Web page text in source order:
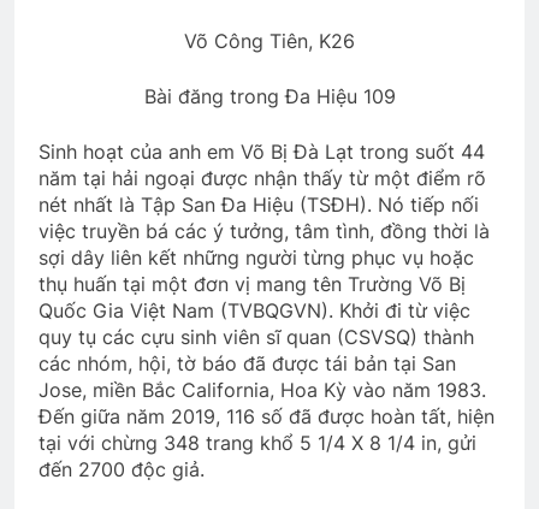
3 Years Ago
3 Years Ago
NƠI TÂM TRÍ KHÔNG CÓ NỖI SỢ
(Rabindranath Tagore)
3 Years Ago
Thăm QP Trần Thiện Đâu K19/1
2 Years Ago
Võ Công Tiên, K26
Bài đăng trong Đa Hiệu 109
Sinh hoạt của anh em Võ Bị Đà Lạt trong suốt 44
năm tại hải ngoại được nhận thấy từ một điểm rõ
nét nhất là Tập San Đa Hiệu (TSĐH). Nó tiếp nối
việc truyền bá các ý tưởng, tâm tình, đồng thời là
sợi dây liên kết những người từng phục vụ hoặc
thụ huấn tại một đơn vị mang tên Trường Võ Bị
Quốc Gia Việt Nam (TVBQGVN). Khởi đi từ việc
quy tụ các cựu sinh viên sĩ quan (CSVSQ) thành
các nhóm, hội, tờ báo đã được tái bản tại San
Jose, miền Bắc California, Hoa Kỳ vào năm 1983.
Đến giữa năm 2019, 116 số đã được hoàn tất, hiện
tại với chừng 348 trang khổ 5 1/4 X 8 1/4 in, gửi
đến 2700 độc giả.